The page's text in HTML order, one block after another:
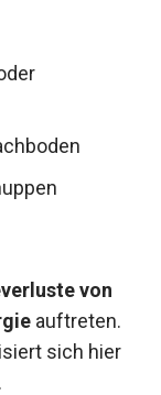
von
auftreten.
sich hier